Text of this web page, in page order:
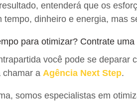
entenderá que os
tempo, dinheiro e energia, mas
para otimizar? Contrate
você pode se deparar
chamar a Agência Next Step.
somos especialistas em